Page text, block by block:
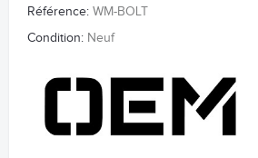
Référence: WM-BOLT
Condition: Neuf